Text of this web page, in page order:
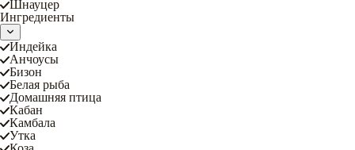
Шнауцер
Ингредиенты
Индейка
Анчоусы
Бизон
Белая рыба
Домашняя птица
Кабан
Камбала
Утка